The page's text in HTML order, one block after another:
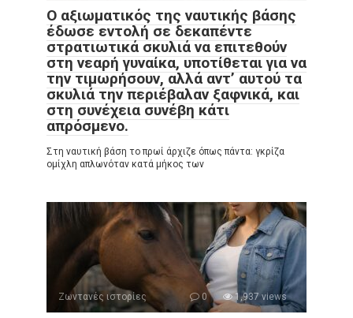
Ο αξιωματικός της ναυτικής βάσης
έδωσε εντολή σε δεκαπέντε
στρατιωτικά σκυλιά να επιτεθούν
στη νεαρή γυναίκα, υποτίθεται για να
την τιμωρήσουν, αλλά αντ’ αυτού τα
σκυλιά την περιέβαλαν ξαφνικά, και
στη συνέχεια συνέβη κάτι
απρόσμενο.
Στη ναυτική βάση το πρωί άρχιζε όπως πάντα: γκρίζα
ομίχλη απλωνόταν κατά μήκος των
Ζωντανές ιστορίες 0 1,937 views